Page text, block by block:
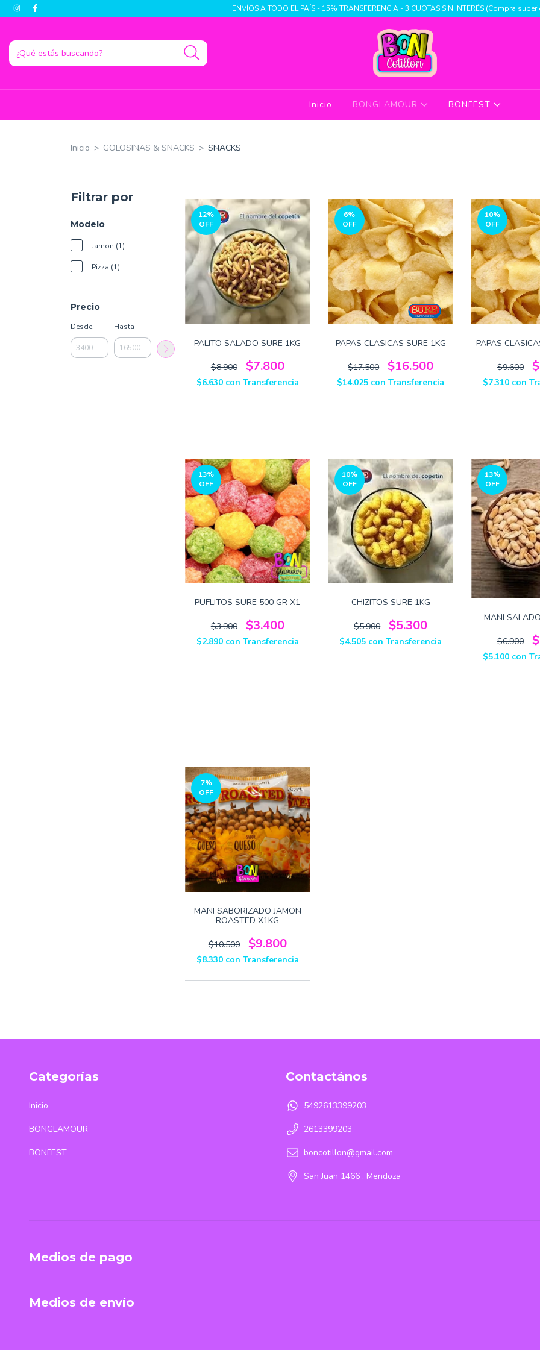
ENVÍOS A TODO EL PAÍS - 15% TRANSFERENCIA - 3 CUOTAS SIN INTERÉS (Compra
Inicio BONGLAMOUR BONFEST
Inicio > GOLOSINAS & SNACKS > SNACKS
Filtrar por
Modelo
Jamon (1)
Pizza (1)
Precio
Desde Hasta
12%
OFF
PALITO SALADO SURE 1KG
$8.900 $7.800
$6.630 con Transferencia
6%
OFF
PAPAS CLASICAS SURE 1KG
$17.500 $16.500
$14.025 con Transferencia
10%
OFF
PAPAS
$9.600
$7.310 con
13%
OFF
PUFLITOS SURE 500 GR X1
$3.900 $3.400
$2.890 con Transferencia
10%
OFF
CHIZITOS SURE 1KG
$5.900 $5.300
$4.505 con Transferencia
13%
OFF
MANI
$6.900
$5.100 con
7%
OFF
MANI SABORIZADO JAMON
ROASTED X1KG
$10.500 $9.800
$8.330 con Transferencia
Categorías
Inicio
BONGLAMOUR
BONFEST
Contactános
5492613399203
2613399203
boncotillon@gmail.com
San Juan 1466 . Mendoza
Medios de pago
Medios de envío